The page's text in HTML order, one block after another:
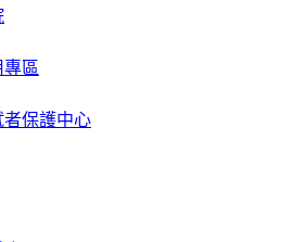
區
者保護中心